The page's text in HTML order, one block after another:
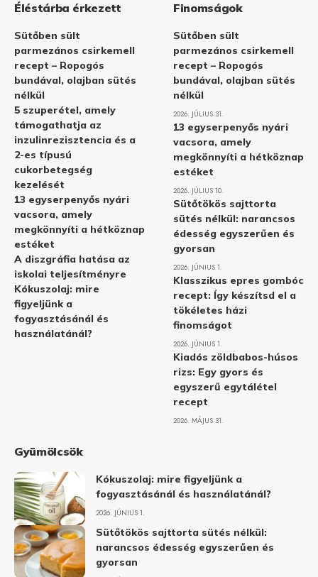
Éléstárba érkezett
Sütőben sült
parmezános csirkemell
recept – Ropogós
bundával, olajban sütés
nélkül
5 szuperétel, amely
támogathatja az
inzulinrezisztencia és a
2-es típusú
cukorbetegség
kezelését
13 egyserpenyős nyári
vacsora, amely
megkönnyíti a hétköznap
estéket
A diszgráfia hatása az
iskolai teljesítményre
Kókuszolaj: mire
figyeljünk a
fogyasztásánál és
használatánál?
Finomságok
Sütőben sült
parmezános csirkemell
recept – Ropogós
bundával, olajban sütés
nélkül
2026. JÚLIUS 31.
13 egyserpenyős nyári
vacsora, amely
megkönnyíti a hétköznap
estéket
2026. JÚLIUS 10.
Sütőtökös sajttorta
sütés nélkül: narancsos
édesség egyszerűen és
gyorsan
2026. JÚNIUS 1.
Klasszikus epres gombóc
recept: Így készítsd el a
tökéletes házi
finomságot
2026. JÚNIUS 1.
Kiadós zöldbabos-húsos
rizs: Egy gyors és
egyszerű egytálétel
recept
2026. MÁJUS 31.
Gyümölcsök
Kókuszolaj: mire figyeljünk a
fogyasztásánál és használatánál?
2026. JÚNIUS 1.
Sütőtökös sajttorta sütés nélkül:
narancsos édesség egyszerűen és
gyorsan